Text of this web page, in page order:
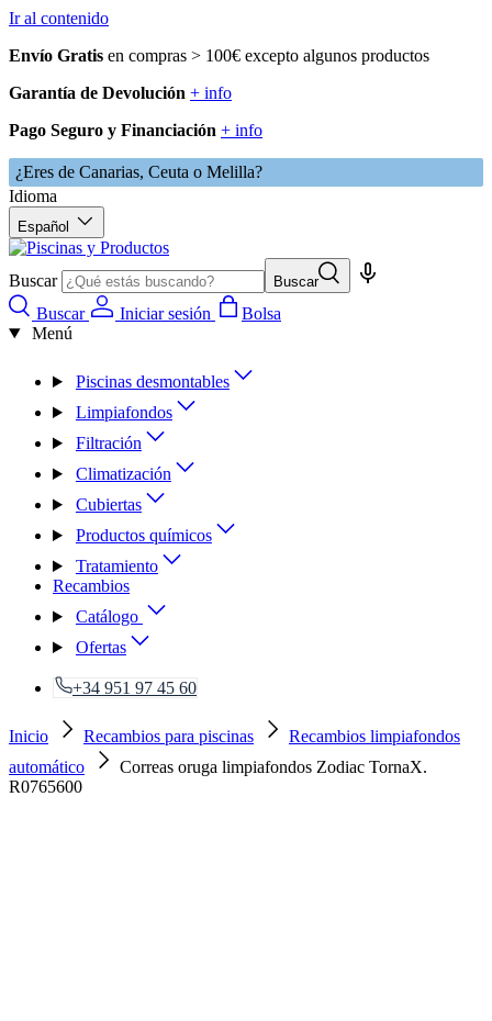
Ir al contenido
Envío Gratis en compras > 100€ excepto algunos productos
Garantía de Devolución + info
Pago Seguro y Financiación + info
¿Eres de Canarias, Ceuta o Melilla?
Idioma
Español
Buscar Buscar
Buscar Iniciar sesión
Bolsa
Menú
Piscinas desmontables
Limpiafondos
Filtración
Climatización
Cubiertas
Productos químicos
Tratamiento
Recambios
Catálogo
Ofertas
+34 951 97 45 60
Inicio Recambios para piscinas
Recambios limpiafondos
automático
Correas oruga limpiafondos Zodiac TornaX.
R0765600